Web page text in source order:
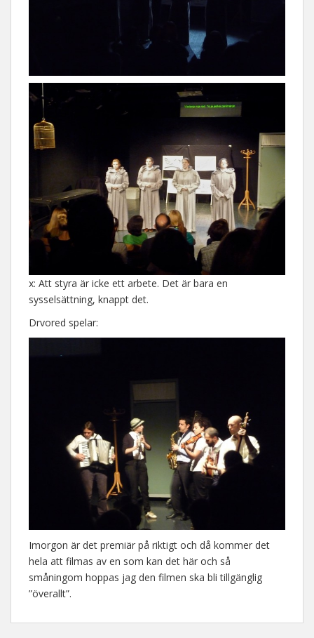
x: Att styra är icke ett arbete. Det är bara en
sysselsättning, knappt det.
Drvored spelar:
Imorgon är det premiär på riktigt och då kommer det
hela att filmas av en som kan det här och så
småningom hoppas jag den filmen ska bli tillgänglig
”överallt”.